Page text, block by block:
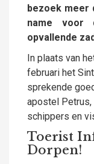
bezoek meer
name voor
opvallende
In plaats van
februari het
sprekende
apostel Petrus,
schippers en
Toerist
Dorpen!